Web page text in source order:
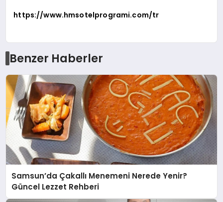
https://www.hmsotelprogrami.com/tr
Benzer Haberler
Samsun’da Çakallı Menemeni Nerede Yenir?
Güncel Lezzet Rehberi